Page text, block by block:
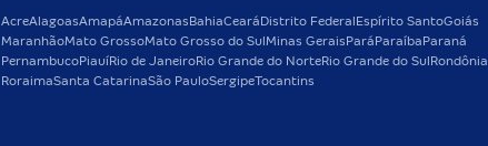
AcreAlagoasAmapáAmazonasBahiaCearáDistrito FederalEspírito SantoGoiás
MaranhãoMato GrossoMato Grosso do SulMinas GeraisParáParaíbaParaná
PernambucoPiauíRio de JaneiroRio Grande do NorteRio Grande do SulRondônia
RoraimaSanta CatarinaSão PauloSergipeTocantins